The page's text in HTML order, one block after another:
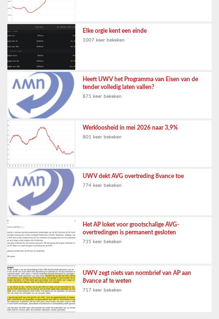
Elke orgie kent een einde
1007 keer bekeken
Heeft UWV het Programma van Eisen van de
tender volledig laten vallen?
871 keer bekeken
Werkloosheid in mei 2026 naar 3,9%
801 keer bekeken
UWV dekt AVG overtreding 8vance toe
774 keer bekeken
Het AP loket voor grootschalige AVG-
overtredingen is permanent gesloten
735 keer bekeken
UWV zegt niets van normbrief van AP aan
8vance af te weten
717 keer bekeken